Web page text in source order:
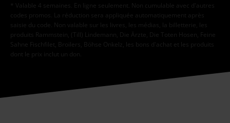
* Valable 4 semaines. En ligne seulement. Non cumulable avec d'autres
codes promos. La réduction sera appliquée automatiquement après
saisie du code. Non valable sur les livres, les médias, la billetterie, les
produits Rammstein, (Till) Lindemann, Die Ärzte, Die Toten Hosen, Feine
Sahne Fischfilet, Broilers, Böhse Onkelz, les bons d'achat et les produits
dont le prix inclut un don.